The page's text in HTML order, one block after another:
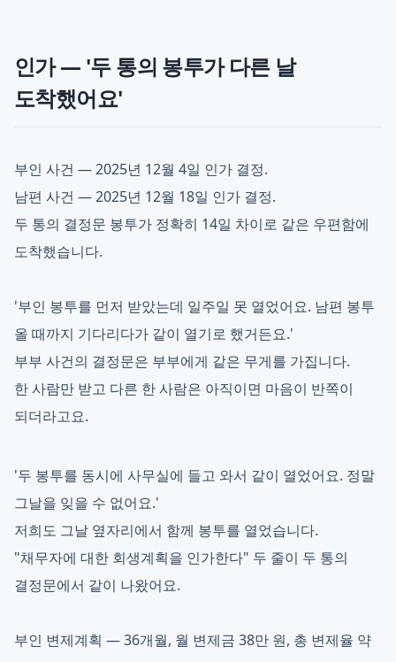
인가 — '두 통의 봉투가 다른 날
도착했어요'
부인 사건 — 2025년 12월 4일 인가 결정.
남편 사건 — 2025년 12월 18일 인가 결정.
두 통의 결정문 봉투가 정확히 14일 차이로 같은 우편함에
도착했습니다.
'부인 봉투를 먼저 받았는데 일주일 못 열었어요. 남편 봉투
올 때까지 기다리다가 같이 열기로 했거든요.'
부부 사건의 결정문은 부부에게 같은 무게를 가집니다.
한 사람만 받고 다른 한 사람은 아직이면 마음이 반쪽이
되더라고요.
'두 봉투를 동시에 사무실에 들고 와서 같이 열었어요. 정말
그날을 잊을 수 없어요.'
저희도 그날 옆자리에서 함께 봉투를 열었습니다.
"채무자에 대한 회생계획을 인가한다" 두 줄이 두 통의
결정문에서 같이 나왔어요.
부인 변제계획 — 36개월, 월 변제금 38만 원, 총 변제율 약